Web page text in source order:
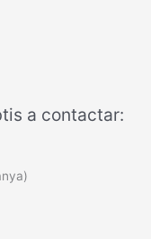
a contactar: